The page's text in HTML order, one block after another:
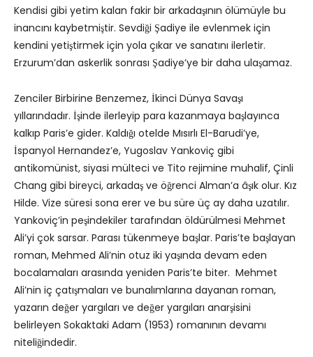
Kendisi gibi yetim kalan fakir bir arkadaşının ölümüyle bu
inancını kaybetmiştir. Sevdiği Şadiye ile evlenmek için
kendini yetiştirmek için yola çıkar ve sanatını ilerletir.
Erzurum’dan askerlik sonrası Şadiye’ye bir daha ulaşamaz.
Zenciler Birbirine Benzemez, İkinci Dünya Savaşı
yıllarındadır. İşinde ilerleyip para kazanmaya başlayınca
kalkıp Paris’e gider. Kaldığı otelde Mısırlı El-Barudi’ye,
İspanyol Hernandez’e, Yugoslav Yankoviç gibi
antikomünist, siyasi mülteci ve Tito rejimine muhalif, Çinli
Chang gibi bireyci, arkadaş ve öğrenci Alman’a âşık olur. Kız
Hilde. Vize süresi sona erer ve bu süre üç ay daha uzatılır.
Yankoviç’in peşindekiler tarafından öldürülmesi Mehmet
Ali’yi çok sarsar. Parası tükenmeye başlar. Paris’te başlayan
roman, Mehmed Ali’nin otuz iki yaşında devam eden
bocalamaları arasında yeniden Paris’te biter. Mehmet
Ali’nin iç çatışmaları ve bunalımlarına dayanan roman,
yazarın değer yargıları ve değer yargıları anarşisini
belirleyen Sokaktaki Adam (1953) romanının devamı
niteliğindedir.